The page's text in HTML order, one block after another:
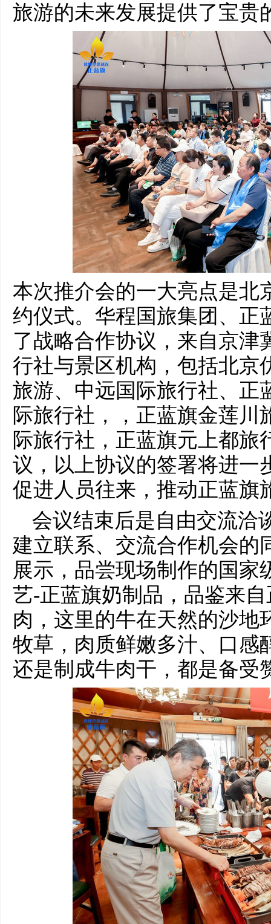
旅游的未来发展提供了宝贵
本次推介会的一大亮点是北
约仪式。华程国旅集团、正
了战略合作协议，来自京津
行社与景区机构，包括北京
旅游、中远国际旅行社、正
际旅行社，，正蓝旗金莲川
际旅行社，正蓝旗元上都旅
议，以上协议的签署将进一
促进人员往来，推动正蓝旗
会议结束后是自由交流洽
建立联系、交流合作机会的
展示，品尝现场制作的国家
艺-正蓝旗奶制品，品鉴来
肉，这里的牛在天然的沙地
牧草，肉质鲜嫩多汁、口感
还是制成牛肉干，都是备受